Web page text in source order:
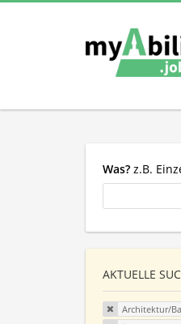
Was? z.B.
AKTUELLE
Architektur/